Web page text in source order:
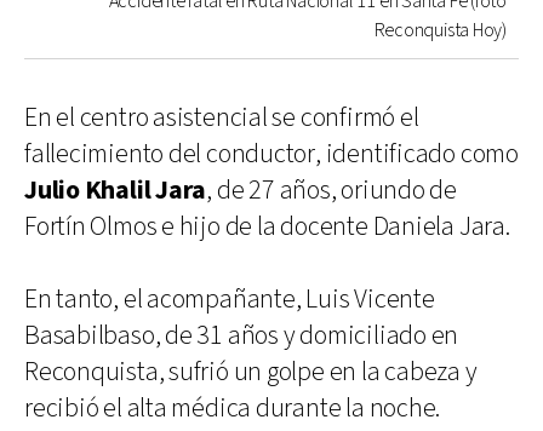
Reconquista Hoy)
En el centro asistencial se confirmó el
fallecimiento del conductor, identificado como
Julio Khalil Jara, de 27 años, oriundo de
Fortín Olmos e hijo de la docente Daniela Jara.
En tanto, el acompañante, Luis Vicente
Basabilbaso, de 31 años y domiciliado en
Reconquista, sufrió un golpe en la cabeza y
recibió el alta médica durante la noche.